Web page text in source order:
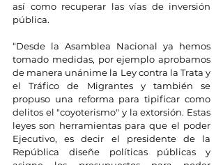
así como recuperar las vías de inversión
pública.
“Desde la Asamblea Nacional ya hemos
tomado medidas, por ejemplo aprobamos
de manera unánime la Ley contra la Trata y
el Tráfico de Migrantes y también se
propuso una reforma para tipificar como
delitos el "coyoterismo" y la extorsión. Estas
leyes son herramientas para que el poder
Ejecutivo, es decir el presidente de la
República diseñe políticas públicas y